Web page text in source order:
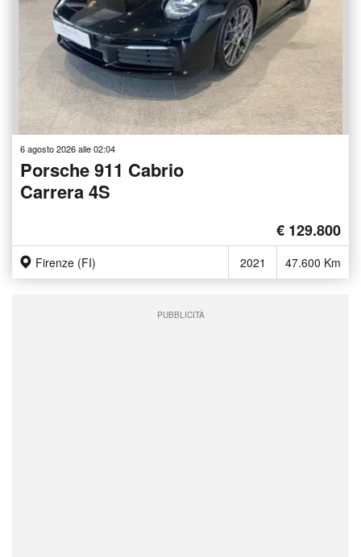
6 agosto 2026 alle 02:04
Porsche 911 Cabrio
Carrera 4S
€ 129.800
Firenze (FI) 2021 47.600 Km
PUBBLICITÀ